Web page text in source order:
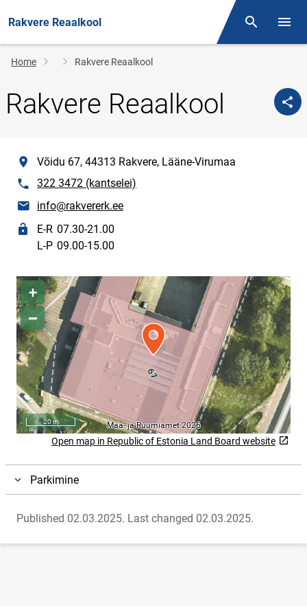
Rakvere Reaalkool Otsing
Breadcrumb
Home Rakvere Reaalkool
Rakvere Reaalkool
locationVõidu 67, 44313 Rakvere, Lääne-Virumaa
phone322 3472 (kantselei)
E-mailinfo@rakvererk.ee
Opening times
E-R 07.30-21.00
L-P 09.00-15.00
Location map
Open map in Republic of Estonia Land Board website
Link will open on a new page
Parkimine
Published 02.03.2025. Last changed 02.03.2025.